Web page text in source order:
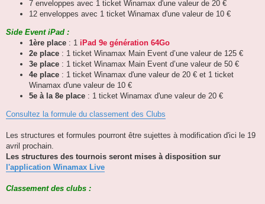
7 enveloppes avec 1 ticket Winamax d'une valeur de 20 €
12 enveloppes avec 1 ticket Winamax d'une valeur de 10 €
Side Event iPad :
1ère place : 1 iPad 9e génération 64Go
2e place : 1 ticket Winamax Main Event d’une valeur de 125 €
3e place : 1 ticket Winamax Main Event d’une valeur de 50 €
4e place : 1 ticket Winamax d'une valeur de 20 € et 1 ticket
Winamax d'une valeur de 10 €
5e à la 8e place : 1 ticket Winamax d'une valeur de 20 €
Consultez la formule du classement des Clubs
Les structures et formules pourront être sujettes à modification d'ici le 19
avril prochain.
Les structures des tournois seront mises à disposition sur
l'application Winamax Live
Classement des clubs :